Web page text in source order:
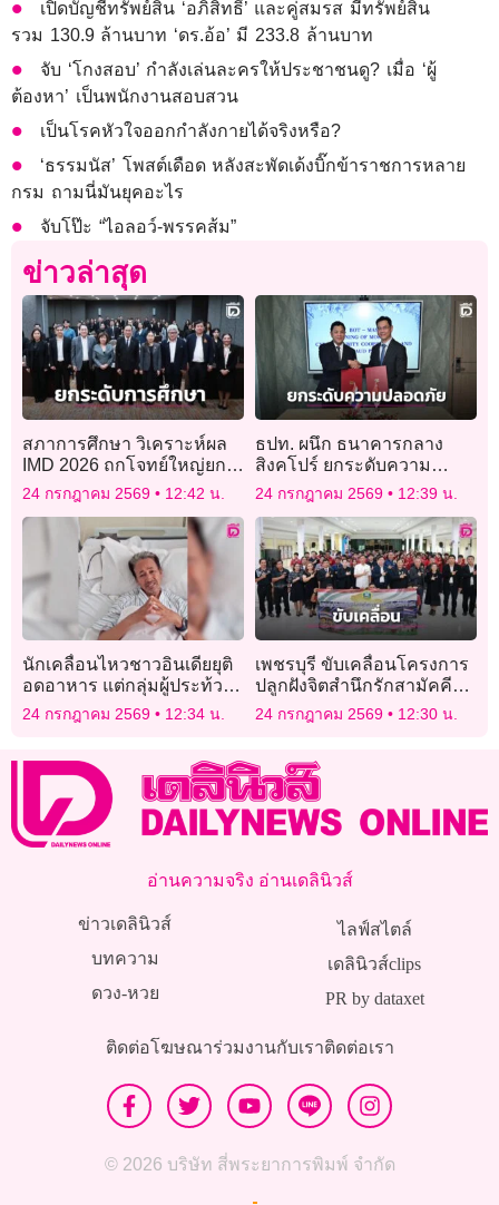
เปิดบัญชีทรัพย์สิน ‘อภิสิทธิ์’ และคู่สมรส มีทรัพย์สิน
รวม 130.9 ล้านบาท ‘ดร.อ้อ’ มี 233.8 ล้านบาท
จับ ‘โกงสอบ’ กำลังเล่นละครให้ประชาชนดู? เมื่อ ‘ผู้
ต้องหา’ เป็นพนักงานสอบสวน
เป็นโรคหัวใจออกกำลังกายได้จริงหรือ?
‘ธรรมนัส’ โพสต์เดือด หลังสะพัดเด้งบิ๊กข้าราชการหลาย
กรม ถามนี่มันยุคอะไร
จับโป๊ะ “ไอลอว์-พรรคส้ม”
ข่าวล่าสุด
สภาการศึกษา วิเคราะห์ผล
IMD 2026 ถกโจทย์ใหญ่ยก
ระดับการศึกษา เร่งพัฒนาทุน
มนุษย์รองรับอนาคต
24 กรกฎาคม 2569 12:42 น.
ธปท. ผนึก ธนาคารกลาง
สิงคโปร์ ยกระดับความ
ปลอดภัยทางไซเบอร์
24 กรกฎาคม 2569 12:39 น.
นักเคลื่อนไหวชาวอินเดียยุติ
อดอาหาร แต่กลุ่มผู้ประท้วง
ยังเดินหน้าขับไล่รัฐมนตรี
24 กรกฎาคม 2569 12:34 น.
เพชรบุรี ขับเคลื่อนโครงการ
ปลูกฝังจิตสำนึกรักสามัคคีส่ง
เสริมความปรองดอง ประจำ
ปี 2569
24 กรกฎาคม 2569 12:30 น.
อ่านความจริง อ่านเดลินิวส์
ข่าวเดลินิวส์
บทความ
ดวง-หวย
ไลฟ์สไตล์
เดลินิวส์clips
PR by dataxet
ติดต่อโฆษณาร่วมงานกับเราติดต่อเรา
© 2026 บริษัท สี่พระยาการพิมพ์ จำกัด